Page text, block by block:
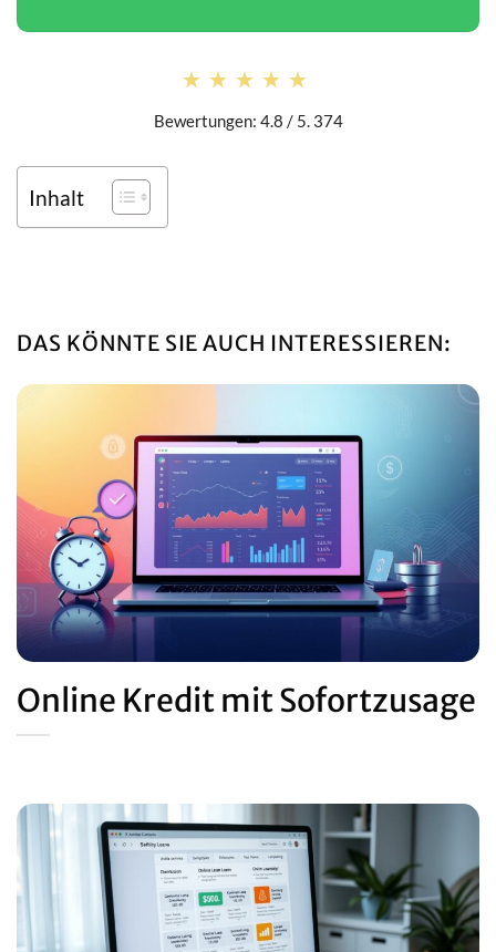
★★★★★
★★★★★
Bewertungen: 4.8 / 5. 374
Inhalt
DAS KÖNNTE SIE AUCH INTERESSIEREN:
Online Kredit mit Sofortzusage